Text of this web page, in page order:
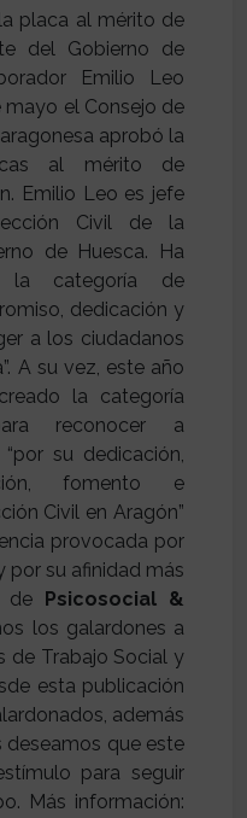
placa al mérito de
del Gobierno de
Emilio Leo
mayo el Consejo de
aprobó la
al mérito de
Emilio Leo es jefe
Civil de la
de Huesca. Ha
la categoría de
dedicación y
a los ciudadanos
A su vez, este año
la categoría
reconocer a
su dedicación,
fomento e
Civil en Aragón”
provocada por
por su afinidad más
de Psicosocial &
los galardones a
de Trabajo Social y
esta publicación
además
deseamos que este
para seguir
Más información: